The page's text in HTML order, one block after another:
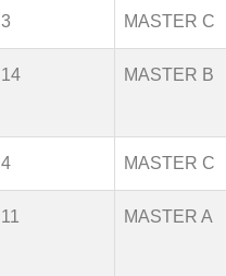
3 MASTER C
14 MASTER B
4 MASTER C
11 MASTER A